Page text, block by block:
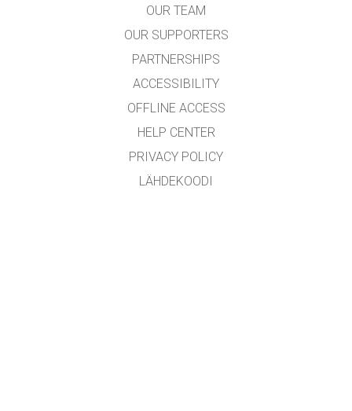
OUR TEAM
OUR SUPPORTERS
PARTNERSHIPS
ACCESSIBILITY
OFFLINE ACCESS
HELP CENTER
PRIVACY POLICY
LÄHDEKOODI